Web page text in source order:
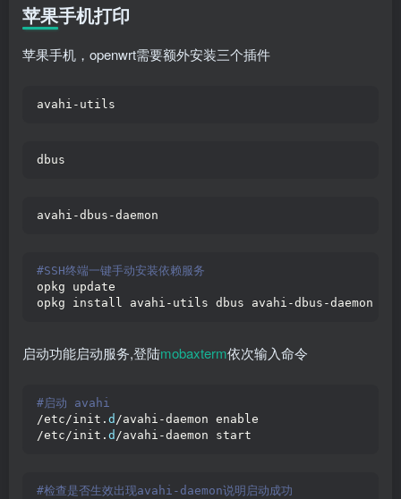
苹果手机打印
苹果手机，openwrt需要额外安装三个插件
avahi-utils
dbus
avahi-dbus-daemon
#SSH终端一键手动安装依赖服务
opkg update
opkg install avahi-utils dbus avahi-dbus-daemon
启动功能启动服务,登陆mobaxterm依次输入命令
#启动 avahi
/etc/init. d /avahi-daemon enable
/etc/init. d /avahi-daemon start
#检查是否生效出现avahi-daemon说明启动成功